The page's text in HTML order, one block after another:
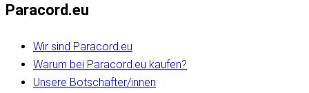
Paracord.eu
Wir sind Paracord.eu
Warum bei Paracord.eu kaufen?
Unsere Botschafter/innen